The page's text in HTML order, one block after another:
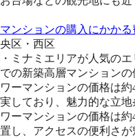
ンションの購入にかか
区・西区
ミナミエリアが人気のエ
の新築高層マンションの
ーマンションの価格は約
しており、魅力的な立地
ーマンションの価格は約
し、アクセスの便利さが